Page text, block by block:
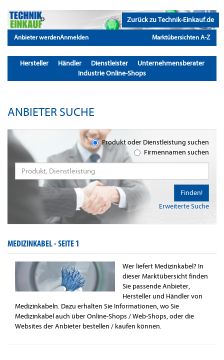
Zurück zu Technik-Einkauf.de
Anbieter werdenAnmelden Marktübersichten A-Z
Hersteller Händler Dienstleister
Unternehmensberater
Industrie Online-Shops
ANBIETER SUCHE
Produkt oder Dienstleistung suchen
Firmennamen suchen
Erweiterte Suche
Finden!
MEDIZINKABEL -SEITE 1
Wer liefert Medizinkabel? In
dieser Marktübersicht finden
Sie passende Anbieter,
Hersteller und Händler von
Medizinkabeln. Dazu erhalten Sie Informationen, wo Sie
Medizinkabel auch über Online-Shops / Web-Shops, oder die
Websites der Anbieter bestellen / kaufen können.